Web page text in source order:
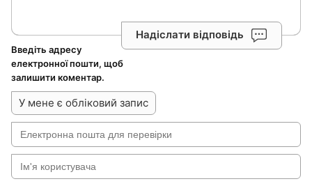
Надіслати відповідь
Введіть адресу
електронної пошти, щоб
залишити коментар.
У мене є обліковий запис